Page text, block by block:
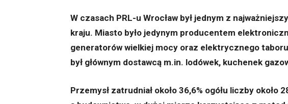
W czasach PRL-u Wrocław był jednym z
kraju. Miasto było jedynym producentem
generatorów wielkiej mocy oraz elektrycznego
był głównym dostawcą m.in. lodówek, kuchenek
Przemysł zatrudniał około 36,6% ogółu liczby około